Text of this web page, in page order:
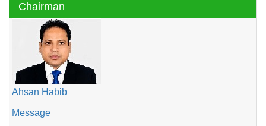
Chairman
Ahsan Habib
Message